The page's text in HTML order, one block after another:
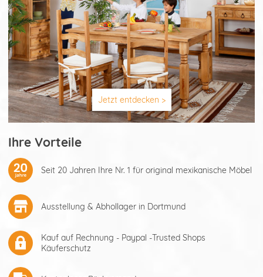
Jetzt entdecken >
Ihre Vorteile
Seit 20 Jahren Ihre Nr. 1 für original mexikanische Möbel
Ausstellung & Abhollager in Dortmund
Kauf auf Rechnung - Paypal -Trusted Shops
Käuferschutz